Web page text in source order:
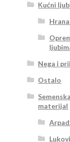
Kućni
Nega i
Ostalo
materijal